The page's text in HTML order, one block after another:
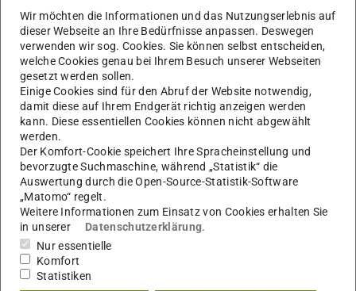
Arbeitsgebiet(e)
Galuske Lab: Systems neurophysiology
Kontakt
Wir möchten die Informationen und das Nutzungserlebnis auf
dieser Webseite an Ihre Bedürfnisse anpassen. Deswegen
verwenden wir sog. Cookies. Sie können selbst entscheiden,
welche Cookies genau bei Ihrem Besuch unserer Webseiten
gesetzt werden sollen.
Einige Cookies sind für den Abruf der Website notwendig,
damit diese auf Ihrem Endgerät richtig anzeigen werden
kann. Diese essentiellen Cookies können nicht abgewählt
werden.
Der Komfort-Cookie speichert Ihre Spracheinstellung und
bevorzugte Suchmaschine, während „Statistik“ die
Auswertung durch die Open-Source-Statistik-Software
„Matomo“ regelt.
Weitere Informationen zum Einsatz von Cookies erhalten Sie
in unserer
Datenschutzerklärung.
Nur essentielle
Komfort
Statistiken